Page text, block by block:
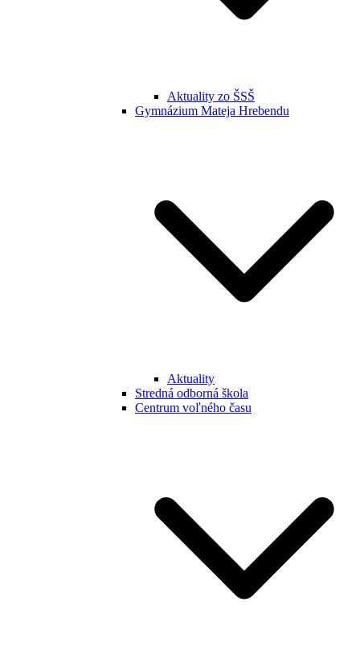
Aktuality zo ŠSŠ
Gymnázium Mateja Hrebendu
Aktuality
Stredná odborná škola
Centrum voľného času